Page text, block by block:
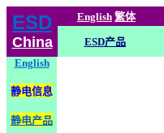
ESD
China
English 繁体
ESD产品
English
静电信息
静电产品